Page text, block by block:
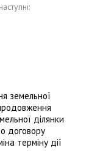
земельної
ділянки
договору
терміну дії